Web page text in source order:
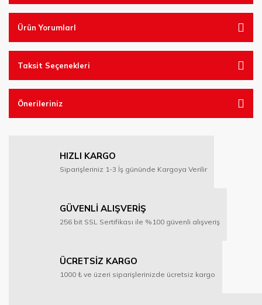
Ürün YorumlarI
Taksit Seçenekleri
Önerileriniz
HIZLI KARGO
Siparişleriniz 1-3 İş gününde Kargoya Verilir
GÜVENLİ ALIŞVERİŞ
256 bit SSL Sertifikası ile %100 güvenli alışveriş
ÜCRETSİZ KARGO
1000 ₺ ve üzeri siparişlerinizde ücretsiz kargo